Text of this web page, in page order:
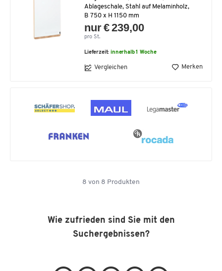
Ablageschale, Stahl auf Melaminholz,
B 750 x H 1150 mm
nur € 239,00
pro St.
Lieferzeit:innerhalb 1 Woche
Vergleichen Merken
8 von 8 Produkten
Wie zufrieden sind Sie mit den
Suchergebnissen?